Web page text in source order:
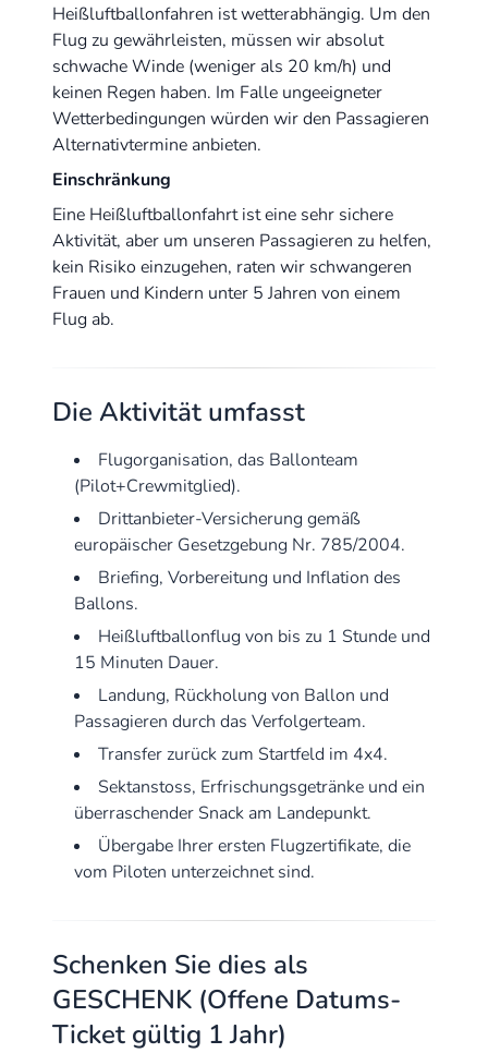
Heißluftballonfahren ist wetterabhängig. Um den
Flug zu gewährleisten, müssen wir absolut
schwache Winde (weniger als 20 km/h) und
keinen Regen haben. Im Falle ungeeigneter
Wetterbedingungen würden wir den Passagieren
Alternativtermine anbieten.
Einschränkung
Eine Heißluftballonfahrt ist eine sehr sichere
Aktivität, aber um unseren Passagieren zu helfen,
kein Risiko einzugehen, raten wir schwangeren
Frauen und Kindern unter 5 Jahren von einem
Flug ab.
Die Aktivität umfasst
Flugorganisation, das Ballonteam
(Pilot+Crewmitglied).
Drittanbieter-Versicherung gemäß
europäischer Gesetzgebung Nr. 785/2004.
Briefing, Vorbereitung und Inflation des
Ballons.
Heißluftballonflug von bis zu 1 Stunde und
15 Minuten Dauer.
Landung, Rückholung von Ballon und
Passagieren durch das Verfolgerteam.
Transfer zurück zum Startfeld im 4x4.
Sektanstoss, Erfrischungsgetränke und ein
überraschender Snack am Landepunkt.
Übergabe Ihrer ersten Flugzertifikate, die
vom Piloten unterzeichnet sind.
Schenken Sie dies als
GESCHENK (Offene Datums-
Ticket gültig 1 Jahr)